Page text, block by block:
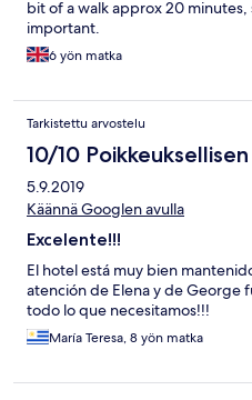
bit of a walk approx 20
important.
6 yön matka
Tarkistettu arvostelu
10/10
5.9.2019
Käännä Googlen avulla
Excelente!!!
El hotel está muy bien
atención de Elena y de George
todo lo que necesitamos!!!
María Teresa, 8 yön matka